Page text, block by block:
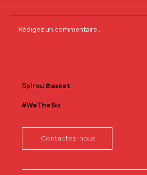
Rédigez un commentaire...
Spirou Basket
#WeTheSix
Contactez-nous